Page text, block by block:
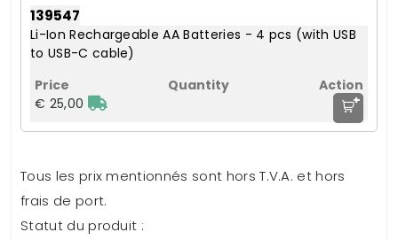
139547
Li-Ion Rechargeable AA Batteries - 4 pcs (with USB
to USB-C cable)
€ 25,00 +
Tous les prix mentionnés sont hors T.V.A. et hors
frais de port.
Statut du produit :